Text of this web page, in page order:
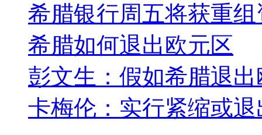
希腊银行周五将获重组
希腊如何退出欧元区
彭文生：假如希腊退
卡梅伦：实行紧缩或